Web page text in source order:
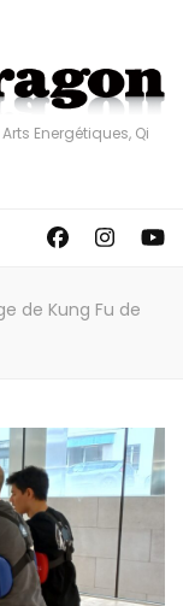
Energétiques, Qi
de Kung Fu de